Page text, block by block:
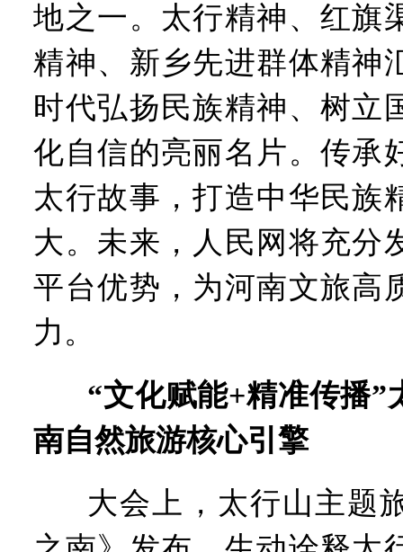
地之一。太行精神、红旗
精神、新乡先进群体精神
时代弘扬民族精神、树立
化自信的亮丽名片。传承
太行故事，打造中华民族
大。未来，人民网将充分
平台优势，为河南文旅高
力。
“文化赋能+精准传播”
南自然旅游核心引擎
大会上，太行山主题